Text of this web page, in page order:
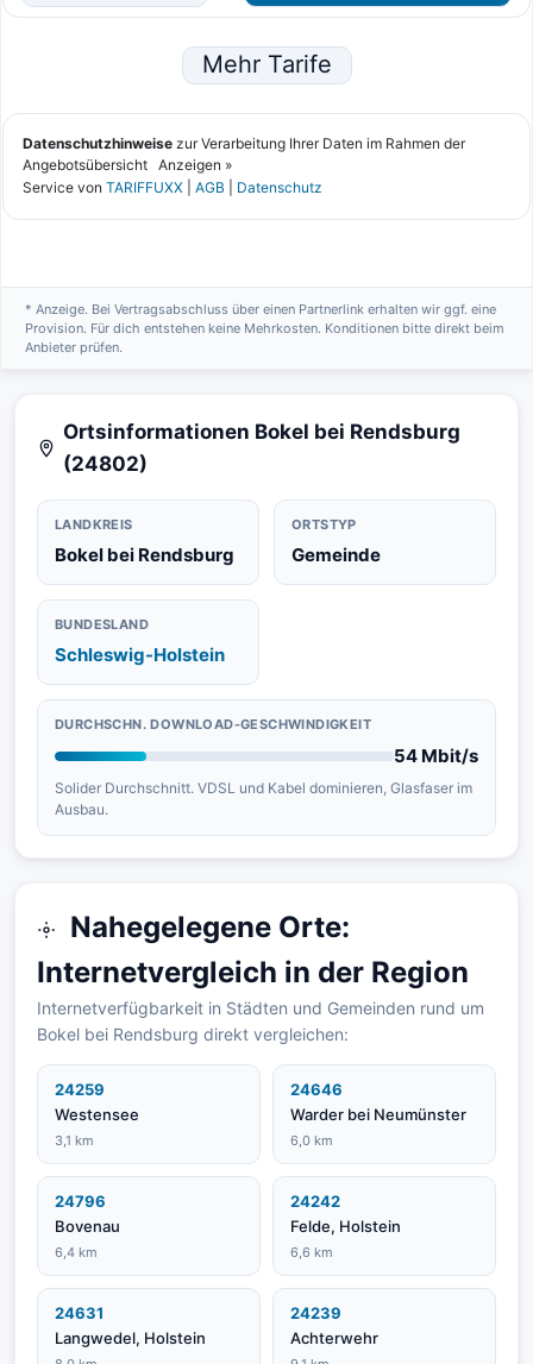
* Anzeige. Bei Vertragsabschluss über einen Partnerlink erhalten wir ggf. eine
Provision. Für dich entstehen keine Mehrkosten. Konditionen bitte direkt beim
Anbieter prüfen.
Ortsinformationen Bokel bei Rendsburg
(24802)
LANDKREIS
Bokel bei Rendsburg
ORTSTYP
Gemeinde
BUNDESLAND
Schleswig-Holstein
DURCHSCHN. DOWNLOAD-GESCHWINDIGKEIT
54 Mbit/s
Solider Durchschnitt. VDSL und Kabel dominieren, Glasfaser im
Ausbau.
Nahegelegene Orte:
Internetvergleich in der Region
Internetverfügbarkeit in Städten und Gemeinden rund um
Bokel bei Rendsburg direkt vergleichen:
24259
Westensee
3,1 km
24646
Warder bei Neumünster
6,0 km
24796
Bovenau
6,4 km
24242
Felde, Holstein
6,6 km
24631
Langwedel, Holstein
24239
Achterwehr